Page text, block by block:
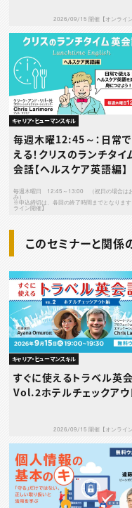
2026/09/15 開催【オンライン
キャリア・ヒューマンスキル
毎週木曜12:45～：日常
える！クリスのランチタイ
会話【ヘルスケア英語編】
毎週木曜日 12:45～13:00 （祝日の場合は
み）
※申込締切は、各回の終了時間までとなります
ライン開催】
このセミナーと関係
キャリア・ヒューマンスキル
すぐに使えるトラベル英
Vol.2ホテルチェックアウ
2026/09/15 開催【オンライン